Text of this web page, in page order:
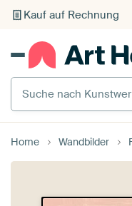
Kauf auf Rechnung
Individueller Druck
Suche nach
Home Wandbilder